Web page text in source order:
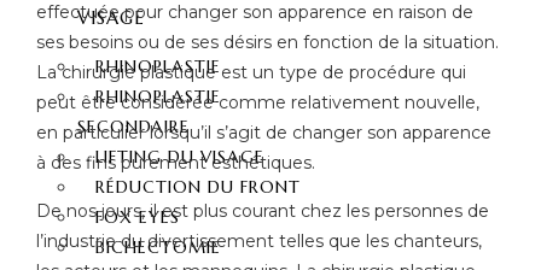
VISAGE
RHINOPLASTIE
RHINOPLASTIE
SECONDAIRE
LIFTING DU VISAGE
RÉDUCTION DU FRONT
FOX EYES
BICHECTOMIE
effectuée pour changer son apparence en raison de
ses besoins ou de ses désirs en fonction de la situation.
La chirurgie plastique est un type de procédure qui
peut être considérée comme relativement nouvelle,
en particulier lorsqu’il s’agit de changer son apparence
à des fins purement esthétiques.
De nos jours, il est plus courant chez les personnes de
l’industrie du divertissement telles que les chanteurs,